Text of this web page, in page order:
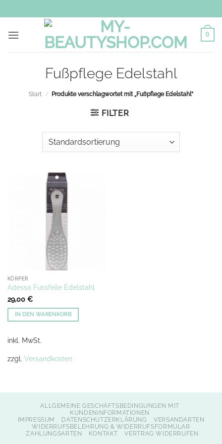
Inhalt
springen
0
Fußpflege Edelstahl
Start / Produkte verschlagwortet mit „Fußpflege Edelstahl“
FILTER
KÖRPER
Adessa Fussfeile Edelstahl
29,00 €
IN DEN WARENKORB
inkl. MwSt.
zzgl. Versandkosten
ALLGEMEINE GESCHÄFTSBEDINGUNGEN MIT
KUNDENINFORMATIONEN
IMPRESSUM
DATENSCHUTZERKLÄRUNG
VERSANDARTEN
WIDERRUFSBELEHRUNG & WIDERRUFSFORMULAR
ZAHLUNGSARTEN
KONTAKT VERTRAG WIDERRUFEN